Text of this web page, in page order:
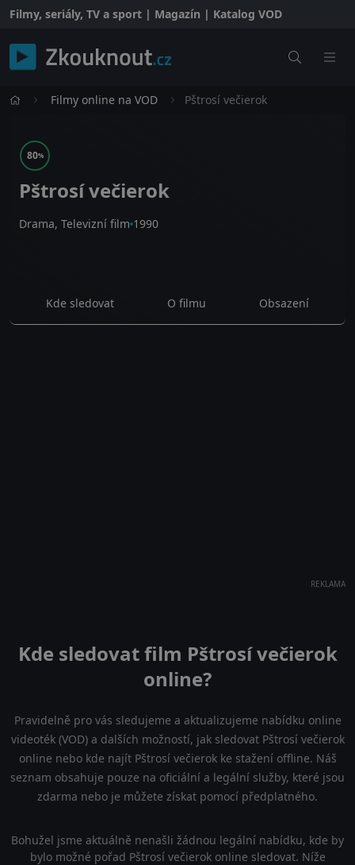
Filmy, seriály, TV a sport | Magazín | Katalog VOD
Filmy online na VOD Pštrosí večierok
80%
Pštrosí večierok
Drama, Televizní film 1990
Kde sledovat O filmu Obsazení
REKLAMA
Kde sledovat film Pštrosí večierok
online?
Pravidelně pro vás sledujeme a aktualizujeme nabídku online
videoték (VOD) a dalších možností, jak sledovat Pštrosí večierok
online nebo kde najít Pštrosí večierok ke stažení offline. Náš
seznam obsahuje pouze na oficiální a legální služby, které jsou
zdarma nebo je můžete získat pomocí předplatného.
Bohužel jsme aktuálně nenašli žádnou legální nabídku, kde by
bylo možné pořad Pštrosí večierok online sledovat. Níže